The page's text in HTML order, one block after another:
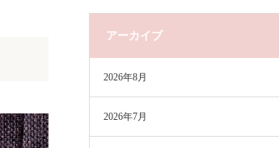
アーカイブ
2026年8月
2026年7月